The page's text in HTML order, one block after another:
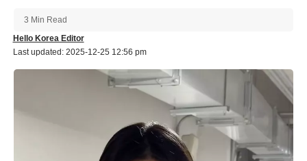
Last updated: 2025-12-25 12:56 pm
Hello Korea Editor
3 Min Read